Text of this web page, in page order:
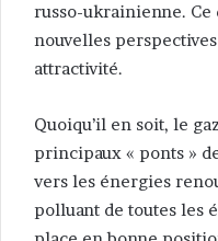
russo-ukrainienne.
nouvelles
attractivité.
Quoiqu’il en soit, le
principaux « ponts »
vers les énergies
polluant de toutes les